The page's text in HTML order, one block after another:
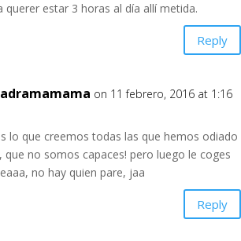
querer estar 3 horas al día allí metida.
Reply
on 11 febrero, 2016 at 1:16
lo que creemos todas las que hemos odiado
que no somos capaces! pero luego le coges
no hay quien pare, jaa
Reply